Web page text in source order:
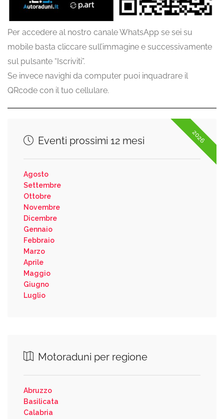
Per accedere al nostro canale WhatsApp se sei su
mobile basta cliccare sull’immagine e successivamente
sul pulsante “Iscriviti”.
Se invece navighi da computer puoi inquadrare il
QRcode con il tuo cellulare.
2026
Eventi prossimi 12 mesi
Agosto
Settembre
Ottobre
Novembre
Dicembre
Gennaio
Febbraio
Marzo
Aprile
Maggio
Giugno
Luglio
Motoraduni per regione
Abruzzo
Basilicata
Calabria